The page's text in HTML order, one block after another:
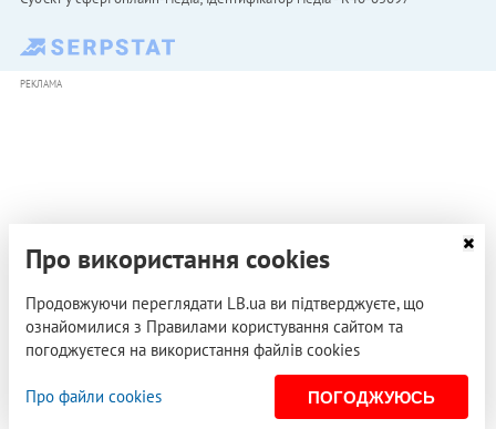
РЕКЛАМА
Про використання cookies
Продовжуючи переглядати LB.ua ви підтверджуєте, що
ознайомилися з Правилами користування сайтом та
погоджуєтеся на використання файлів cookies
Про файли cookies ПОГОДЖУЮСЬ